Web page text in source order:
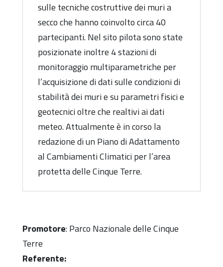
sulle tecniche costruttive dei muri a
secco che hanno coinvolto circa 40
partecipanti. Nel sito pilota sono state
posizionate inoltre 4 stazioni di
monitoraggio multiparametriche per
l’acquisizione di dati sulle condizioni di
stabilità dei muri e su parametri fisici e
geotecnici oltre che realtivi ai dati
meteo. Attualmente è in corso la
redazione di un Piano di Adattamento
al Cambiamenti Climatici per l’area
protetta delle Cinque Terre.
Promotore: Parco Nazionale delle Cinque
Terre
Referente: